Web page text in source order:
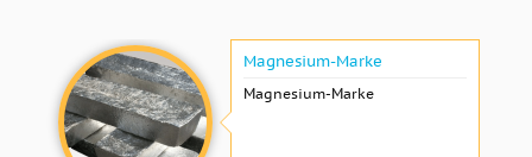
Magnesium-Marke
Magnesium-Marke